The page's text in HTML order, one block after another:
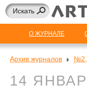
О ЖУРНАЛЕ
Архив журналов №2,
14